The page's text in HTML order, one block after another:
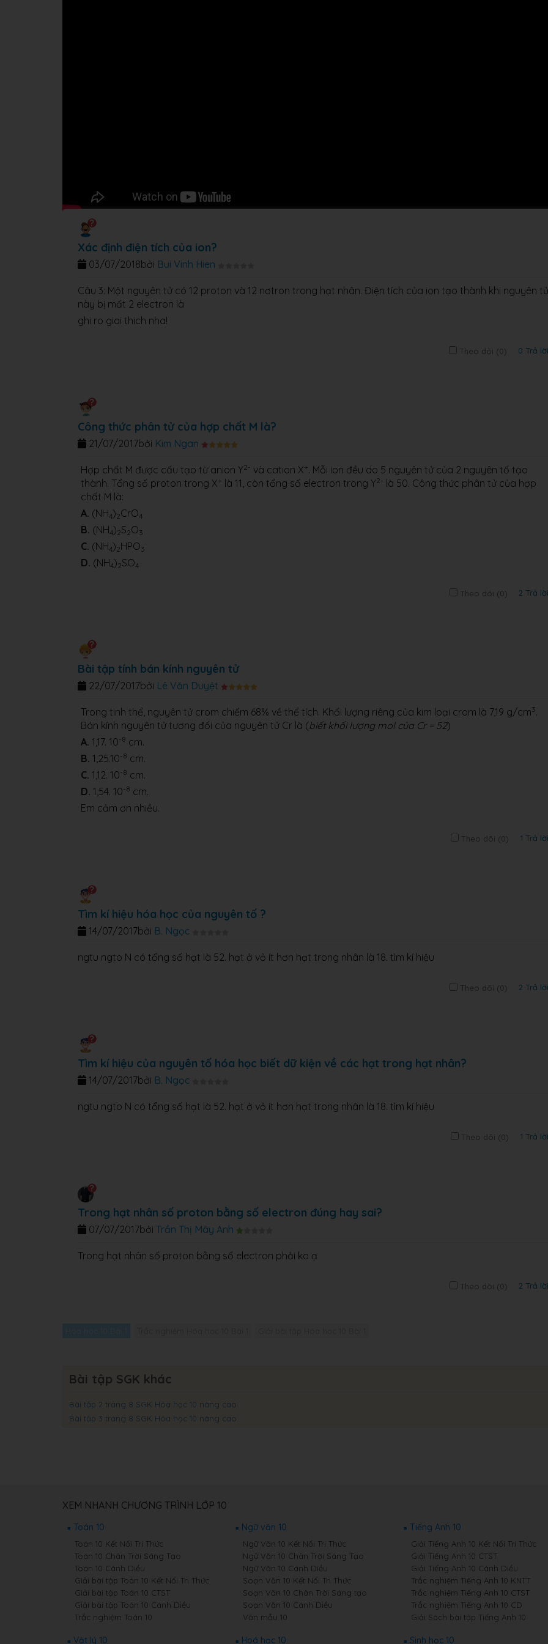
Xác định điện tích của ion?
bởi Bui Vinh Hien
03/07/2018
Câu 3: Một nguyên tử có 12 proton và 12 nơtron trong hạt nhân. Điện tích của ion tạo thành khi nguyên tử
này bị mất 2 electron là
ghi ro giai thich nha!
Theo dõi (0) 0 Trả lời
Công thức phân tử của hợp chất M là?
bởi Kim Ngan
21/07/2017
Hợp chất M được cấu tạo từ anion Y2- và cation X+. Mỗi ion đều do 5 nguyên tử của 2 nguyên tố tạo
thành. Tổng số proton trong X+ là 11, còn tổng số electron trong Y2- là 50. Công thức phân tử của hợp
chất M là:
A. (NH4)2CrO4
B. (NH4)2S2O3
C. (NH4)2HPO3
D. (NH4)2SO4
Theo dõi (0) 2 Trả lời
Bài tập tính bán kính nguyên tử
bởi Lê Văn Duyệt
22/07/2017
Trong tinh thể, nguyên tử crom chiếm 68% về thể tích. Khối lượng riêng của kim loại crom là 7,19 g/cm3.
Bán kính nguyên tử tương đối của nguyên tử Cr là (biết khối lượng mol của Cr = 52)
A. 1,17. 10-8 cm.
B. 1,25.10-8 cm.
C. 1,12. 10-8 cm.
D. 1,54. 10-8 cm.
Em cảm ơn nhiều.
Theo dõi (0) 1 Trả lời
Tìm kí hiệu hóa học của nguyên tố ?
bởi B. Ngọc
14/07/2017
ngtu ngto N có tổng số hạt là 52. hạt ở vỏ ít hơn hạt trong nhân là 18. tìm kí hiệu
Theo dõi (0) 2 Trả lời
Tìm kí hiệu của nguyên tố hóa học biết dữ kiện về các hạt trong hạt nhân?
bởi B. Ngọc
14/07/2017
ngtu ngto N có tổng số hạt là 52. hạt ở vỏ ít hơn hạt trong nhân là 18. tìm kí hiệu
Theo dõi (0) 1 Trả lời
Trong hạt nhân số proton bằng số electron đúng hay sai?
bởi Trần Thị Mây Anh
07/07/2017
Trong hạt nhân số proton bằng số electron phải ko ạ
Theo dõi (0) 2 Trả lời
Bài tập SGK khác
Bài tập 2 trang 8 SGK Hóa học 10 nâng cao
Bài tập 3 trang 8 SGK Hóa học 10 nâng cao
XEM NHANH CHƯƠNG TRÌNH LỚP 10
Toán 10
Toán 10 Kết Nối Tri Thức
Toán 10 Chân Trời Sáng Tạo
Toán 10 Cánh Diều
Giải bài tập Toán 10 Kết Nối Tri Thức
Giải bài tập Toán 10 CTST
Giải bài tập Toán 10 Cánh Diều
Trắc nghiệm Toán 10
Ngữ văn 10
Ngữ Văn 10 Kết Nối Tri Thức
Ngữ Văn 10 Chân Trời Sáng Tạo
Ngữ Văn 10 Cánh Diều
Soạn Văn 10 Kết Nối Tri Thức
Soạn Văn 10 Chân Trời Sáng tạo
Soạn Văn 10 Cánh Diều
Văn mẫu 10
Tiếng Anh 10
Giải Tiếng Anh 10 Kết Nối Tri Thức
Giải Tiếng Anh 10 CTST
Giải Tiếng Anh 10 Cánh Diều
Trắc nghiệm Tiếng Anh 10 KNTT
Trắc nghiệm Tiếng Anh 10 CTST
Trắc nghiệm Tiếng Anh 10 CD
Giải Sách bài tập Tiếng Anh 10
Vật lý 10 Hoá học 10 Sinh học 10